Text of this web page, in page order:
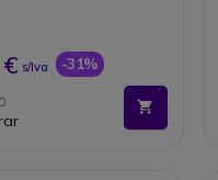
inalámbrico
de llamada
s/Iva -31%